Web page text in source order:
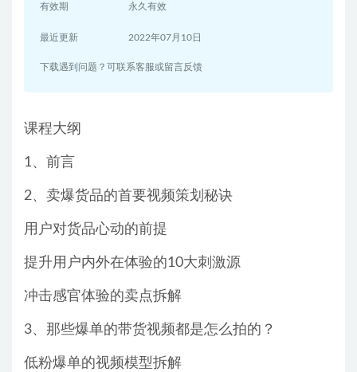
有效期 永久有效
最近更新 2022年07月10日
下载遇到问题？可联系客服或留言反馈
课程大纲
1、前言
2、卖爆货品的首要视频策划秘诀
用户对货品心动的前提
提升用户内外在体验的10大刺激源
冲击感官体验的卖点拆解
3、那些爆单的带货视频都是怎么拍的？
低粉爆单的视频模型拆解